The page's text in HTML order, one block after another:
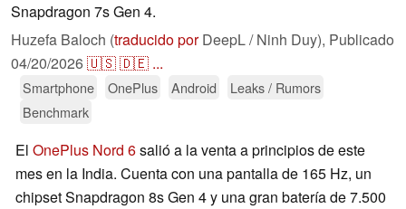
Snapdragon 7s Gen 4.
Huzefa Baloch (traducido porDeepL / Ninh Duy), Publicado
04/20/2026🇺🇸🇩🇪 ...
Smartphone OnePlus Android
Leaks / Rumors
Benchmark
El OnePlus Nord 6salió a la venta a principios de este
mes en la India. Cuenta con una pantalla de 165 Hz, un
chipset Snapdragon 8s Gen 4 y una gran batería de 7.500